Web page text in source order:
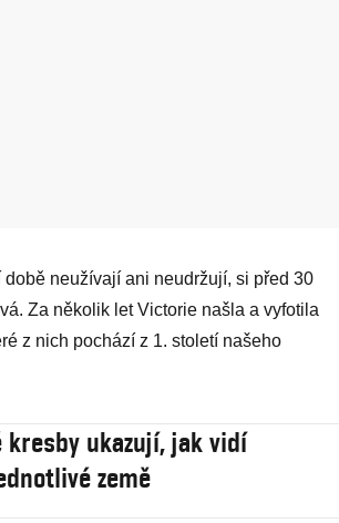
neužívají ani neudržují, si před 30
Za několik let Victorie našla a vyfotila
z nich pochází z 1. století našeho
ukazují, jak vidí
země